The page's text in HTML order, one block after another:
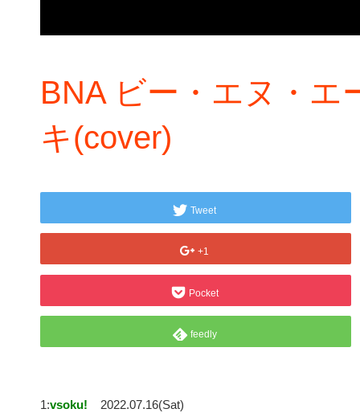
BNA ビー・エヌ・エ
キ(cover)
Tweet
+1
Pocket
feedly
1:vsoku!
2022.07.16(Sat)